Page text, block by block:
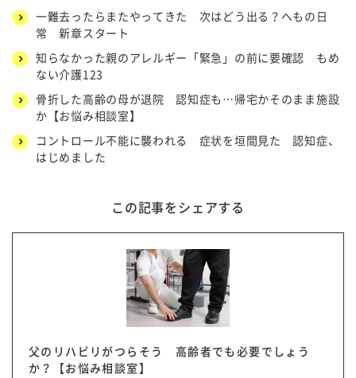
一難去ったらまたやってきた 次はどう出る？へもの日
常 新章スタート
知らなかった親のアレルギー「緊急」の前に要確認 もめ
ない介護123
骨折した高齢の母が退院 認知症も…帰宅かそのまま施設
か【お悩み相談室】
コントロール不能に襲われる 症状を垣間見た 認知症、
はじめました
この記事をシェアする
父のリハビリがつらそう 高齢者でも必要でしょう
か？【お悩み相談室】